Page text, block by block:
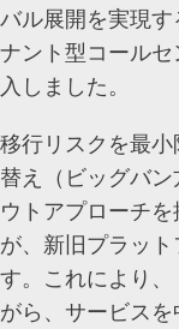
バル展開を実現
ナント型コール
入しました。
移行リスクを最
替え（ビッグバ
ウトアプローチ
が、新旧プラッ
す。これにより
がら、サービス